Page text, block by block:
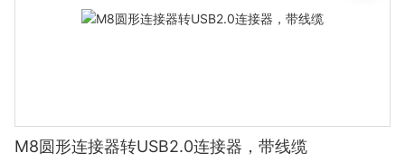
M8圆形连接器转USB2.0连接器，带线缆